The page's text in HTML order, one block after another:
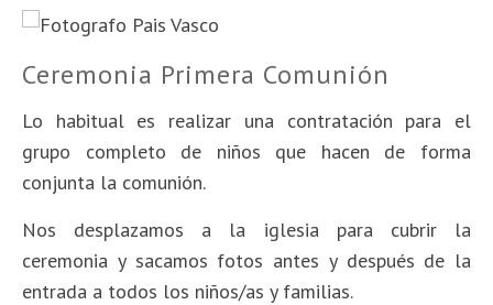
Ceremonia Primera Comunión
Lo habitual es realizar una contratación para el
grupo completo de niños que hacen de forma
conjunta la comunión.
Nos desplazamos a la iglesia para cubrir la
ceremonia y sacamos fotos antes y después de la
entrada a todos los niños/as y familias.